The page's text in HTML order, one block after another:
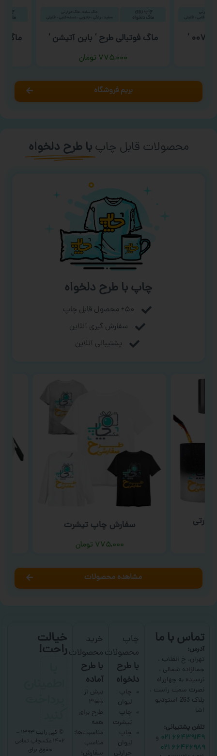
ماگ فوتبالی طرح ‘ باین آتیشن ‘
۷۷۵,۰۰۰ تومان
ماگ
بریم فروشگاه
محصولات قابل چاپ با طرح دلخواه
چاپ با طرح دلخواه
۵۰+ محصول قابل چاپ
سفارش گیری آنلاین
پشتیبانی آنلاین
سفارش چاپ تیشرت
۷۷۵,۰۰۰تومان
مشاهده محصولات
تماس با ما
آدرس:
تهران، خ انقلاب ،
جمالزاده شمالی ،
نرسیده به چهارراه
نصرت سمت راست ،
پلاک 263 استودیو
اشا
تلفن پشتیبانی:
۶۶۴۳۹۱۴۹ ۰۲۱
و
۶۶۴۲۶۹۸۹ ۰۲۱
چاپ
محصولات
با طرح
دلخواه
چاپ
لیوان
چاپ
تیشرت
چاپ
لیوان
حرارتی
خرید
محصولات
با طرح
آماده
بیش از
۳۰۰۰
طرح برای
همه
مناسبت‌ها؛
مناسب
سفارش:
خیالت
راحت!
۱۴۰۲ عکسچاپ
تمامی
حقوق برای